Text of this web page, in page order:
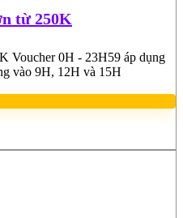
từ 250K
Voucher 0H - 23H59 áp dụng
vào 9H, 12H và 15H